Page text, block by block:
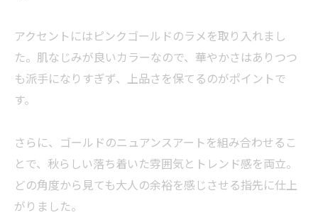
アクセントにはピンクゴールドのラメを取り入れまし
た。肌なじみが良いカラーなので、華やかさはありつつ
も派手になりすぎず、上品さを保てるのがポイントで
す。
さらに、ゴールドのニュアンスアートを組み合わせるこ
とで、秋らしい落ち着いた雰囲気とトレンド感を両立。
どの角度から見ても大人の余裕を感じさせる指先に仕上
がりました。